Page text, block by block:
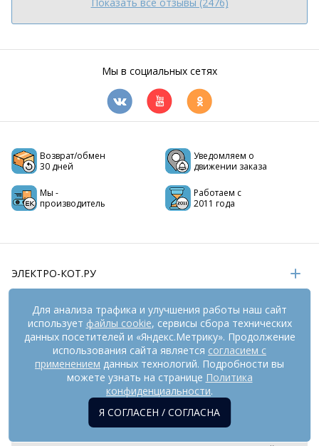
Мы в социальных сетях
Возврат/обмен
30 дней
Уведомляем о
движении заказа
Мы -
производитель
Работаем с
2011 года
ЭЛЕКТРО-КОТ.РУ
ИНФОРМАЦИЯ
РЕКВИЗИТЫ
На информационном ресурсе применяются
рекомендательные технологии (информационные технологии
предоставления информации на основе сбора,
систематизации и анализа сведений, относящихся к
предпочтениям пользователей сети «Интернет», находящихся
Для анализа трафика и улучшения работы наш сайт
использует файлы cookie, сервисы сбора технических
данных посетителей и «Яндекс.Метрику». Продолжение
использования сайта является согласием с
применением данных технологий. Подробности вы
можете узнать на странице Политика
конфиденциальности.
Я СОГЛАСЕН / СОГЛАСНА